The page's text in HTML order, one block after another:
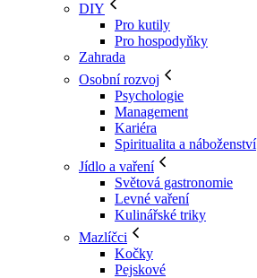
DIY
Pro kutily
Pro hospodyňky
Zahrada
Osobní rozvoj
Psychologie
Management
Kariéra
Spiritualita a náboženství
Jídlo a vaření
Světová gastronomie
Levné vaření
Kulinářské triky
Mazlíčci
Kočky
Pejskové